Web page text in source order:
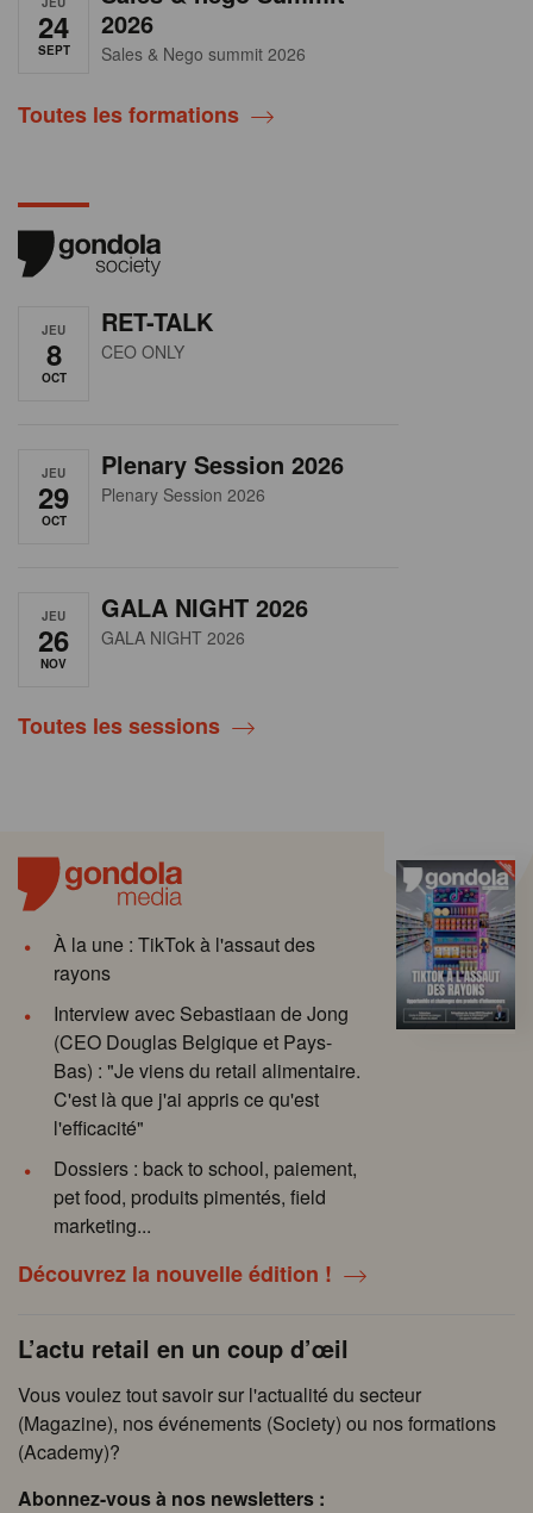
24
SEPT
2026
Sales & Nego summit 2026
Toutes les formations
JEU
8
OCT
RET-TALK
CEO ONLY
JEU
29
OCT
Plenary Session 2026
Plenary Session 2026
JEU
26
NOV
GALA NIGHT 2026
GALA NIGHT 2026
Toutes les sessions
À la une : TikTok à l'assaut des
rayons
Interview avec Sebastiaan de Jong
(CEO Douglas Belgique et Pays-
Bas) : "Je viens du retail alimentaire.
C'est là que j'ai appris ce qu'est
l'efficacité"
Dossiers : back to school, paiement,
pet food, produits pimentés, field
marketing...
Découvrez la nouvelle édition !
L’actu retail en un coup d’œil
Vous voulez tout savoir sur l'actualité du secteur
(Magazine), nos événements (Society) ou nos formations
(Academy)?
Abonnez-vous à nos newsletters :